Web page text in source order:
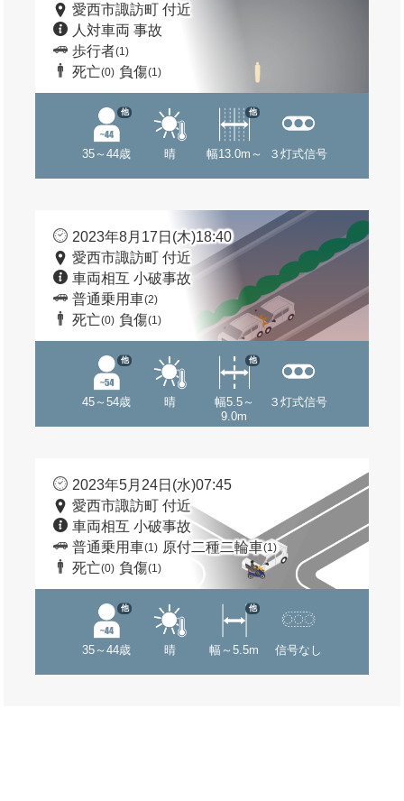
愛西市諏訪町 付近
人対車両 事故
歩行者(1)
死亡(0) 負傷(1)
35～44歳
他
晴 幅13.0m～
他
３灯式信号
2023年8月17日(木)18:40
愛西市諏訪町 付近
車両相互 小破事故
普通乗用車(2)
死亡(0) 負傷(1)
45～54歳
他
晴
幅5.5～
9.0m
他
３灯式信号
2023年5月24日(水)07:45
愛西市諏訪町 付近
車両相互 小破事故
普通乗用車(1) 原付二種二輪車(1)
死亡(0) 負傷(1)
35～44歳
他
晴 幅～5.5m
他
信号なし